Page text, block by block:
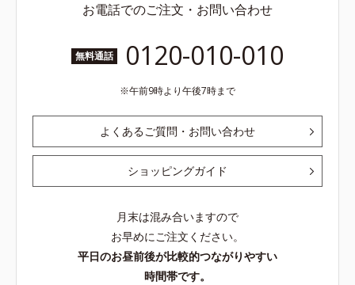
お電話でのご注文・お問い合わせ
無料通話 0120-010-010
午前9時より午後7時まで
よくあるご質問・お問い合わせ
ショッピングガイド
月末は混み合いますので
お早めにご注文ください。
平日のお昼前後が比較的つながりやすい
時間帯です。